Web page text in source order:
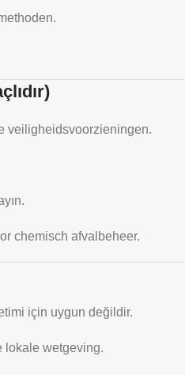
veiligheidsvoorzieningen.
chemisch afvalbeheer.
için uygun değildir.
lokale wetgeving.